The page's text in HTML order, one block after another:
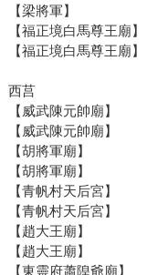
【梁將軍】
【福正境白馬尊王廟】
【福正境白馬尊王廟】
西莒
【威武陳元帥廟】
【威武陳元帥廟】
【胡將軍廟】
【胡將軍廟】
【青帆村天后宮】
【青帆村天后宮】
【趙大王廟】
【趙大王廟】
【東靈府蕭隍爺廟】